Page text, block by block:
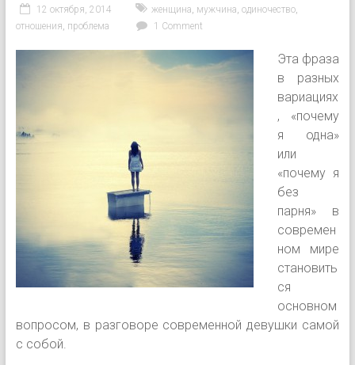
12 октября, 2014 женщина, мужчина, одиночество,
отношения, проблема 1 Comment
Эта фраза
в разных
вариациях
, «почему
я одна»
или
«почему я
без
парня» в
современ
ном мире
становить
ся
основном
вопросом, в разговоре современной девушки самой
с собой.